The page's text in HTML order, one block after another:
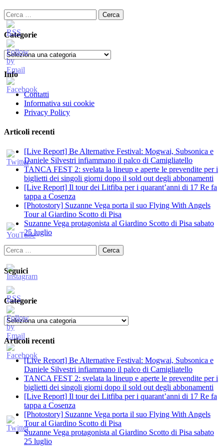
Ricerca
per:
Categorie
Categorie
Info
Contatti
Informativa sui cookie
Privacy Policy
Articoli recenti
[Live Report] Be Alternative Festival: Mogwai, Subsonica e
Daniele Silvestri infiammano il palco di Camigliatello
TANCA FEST 2: svelata la lineup e aperte le prevendite per i
biglietti dei singoli giorni dopo il sold out degli abbonamenti
[Live Report] Il tour dei Litfiba per i quarant’anni di 17 Re fa
tappa a Cosenza
[Photostory] Suzanne Vega porta il suo Flying With Angels
Tour al Giardino Scotto di Pisa
Suzanne Vega protagonista al Giardino Scotto di Pisa sabato
25 luglio
Ricerca
per:
Seguici
Categorie
Categorie
Articoli recenti
[Live Report] Be Alternative Festival: Mogwai, Subsonica e
Daniele Silvestri infiammano il palco di Camigliatello
TANCA FEST 2: svelata la lineup e aperte le prevendite per i
biglietti dei singoli giorni dopo il sold out degli abbonamenti
[Live Report] Il tour dei Litfiba per i quarant’anni di 17 Re fa
tappa a Cosenza
[Photostory] Suzanne Vega porta il suo Flying With Angels
Tour al Giardino Scotto di Pisa
Suzanne Vega protagonista al Giardino Scotto di Pisa sabato
25 luglio